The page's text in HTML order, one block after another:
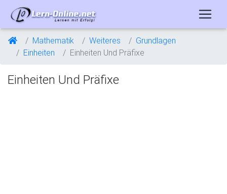
Mathematik Weiteres
Grundlagen
Einheiten
Einheiten Und Präfixe
Einheiten Und Präfixe